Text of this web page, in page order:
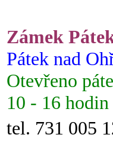
Zámek
Pátek nad
Otevřeno
10 - 16 hodin
tel. 731 005